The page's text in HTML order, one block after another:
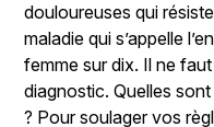
douloureuses qui
maladie qui s’appelle
femme sur dix. Il ne
diagnostic. Quelles
? Pour soulager vos